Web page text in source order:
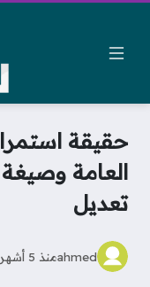
حقيقة
تعديل
ahmedمنذ 5 أشهر